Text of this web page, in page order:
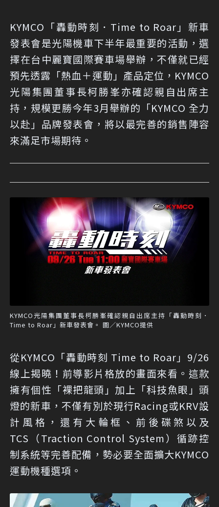
KYMCO「轟動時刻．Time to Roar」新車
發表會是光陽機車下半年最重要的活動，選
擇在台中麗寶國際賽車場舉辦，不僅就已經
預先透露「熱血＋運動」產品定位，KYMCO
光陽集團董事長柯勝峯亦確認親自出席主
持，規模更勝今年3月舉辦的「KYMCO 全力
以赴」品牌發表會，將以最完善的銷售陣容
來滿足市場期待。
KYMCO光陽集團董事長柯勝峯確認親自出席主持「轟動時刻．
Time to Roar」新車發表會。 圖／KYMCO提供
從KYMCO「轟動時刻 Time to Roar」9/26
線上揭曉！前導影片格放的畫面來看。這款
擁有個性「裸把龍頭」加上「科技魚眼」頭
燈的新車，不僅有別於現行Racing或KRV設
計風格，還有大輪框、前後碟煞以及
TCS（Traction Control System）循跡控
制系統等完善配備，勢必要全面擴大KYMCO
運動機種選項。